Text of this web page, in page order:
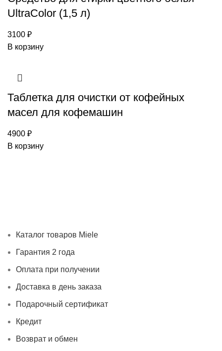
UltraColor (1,5 л)
3100 ₽
В корзину
Таблетка для очистки от кофейных
масел для кофемашин
4900 ₽
В корзину
Каталог товаров Miele
Гарантия 2 года
Оплата при получении
Доставка в день заказа
Подарочный сертификат
Кредит
Возврат и обмен